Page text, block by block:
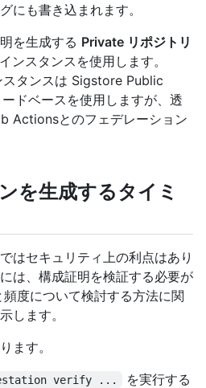
にも書き込まれます。
を生成する Private リポジトリ
スタンスを使用します。
タンスは Sigstore Public
ドベースを使用しますが、透
Actionsとのフェデレーション
を生成するタイミ
はセキュリティ上の利点はあり
は、構成証明を検証する必要が
度について検討する方法に関
します。
ます。
verify ...
を実行する